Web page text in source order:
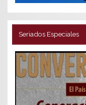
Seriados Especiales